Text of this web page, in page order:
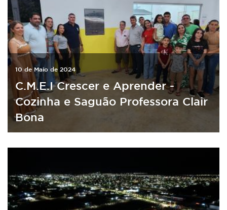
10 de Maio de 2024
C.M.E.I Crescer e Aprender -
Cozinha e Saguão Professora Clair
Bona